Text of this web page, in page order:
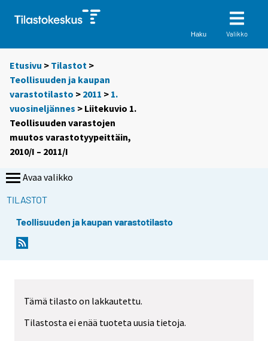
Haku Valikko
Etusivu > Tilastot >
Teollisuuden ja kaupan
varastotilasto > 2011 > 1.
vuosineljännes > Liitekuvio 1.
Teollisuuden varastojen
muutos varastotyypeittäin,
2010/I – 2011/I
Avaa valikko
TILASTOT
Teollisuuden ja kaupan varastotilasto
Tämä tilasto on lakkautettu.
Tilastosta ei enää tuoteta uusia tietoja.